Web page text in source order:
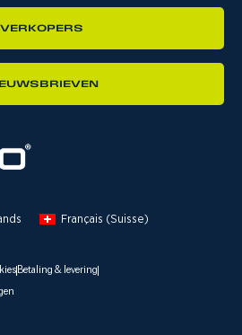
VERKOPERS
Français (Suisse)
Betaling & levering